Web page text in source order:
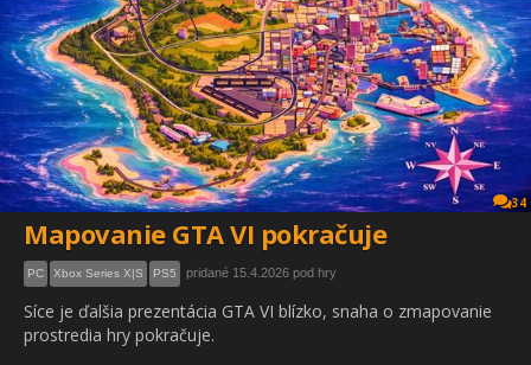
34
Mapovanie GTA VI pokračuje
PC Xbox Series X|S PS5 pridané 15.4.2026 pod hry
Síce je ďalšia prezentácia GTA VI blízko, snaha o zmapovanie
prostredia hry pokračuje.